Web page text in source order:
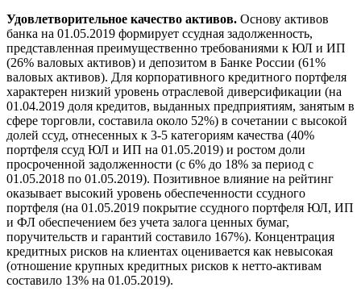
Удовлетворительное качество активов. Основу активов
банка на 01.05.2019 формирует ссудная задолженность,
представленная преимущественно требованиями к ЮЛ и ИП
(26% валовых активов) и депозитом в Банке России (61%
валовых активов). Для корпоративного кредитного портфеля
характерен низкий уровень отраслевой диверсификации (на
01.04.2019 доля кредитов, выданных предприятиям, занятым в
сфере торговли, составила около 52%) в сочетании с высокой
долей ссуд, отнесенных к 3-5 категориям качества (40%
портфеля ссуд ЮЛ и ИП на 01.05.2019) и ростом доли
просроченной задолженности (с 6% до 18% за период с
01.05.2018 по 01.05.2019). Позитивное влияние на рейтинг
оказывает высокий уровень обеспеченности ссудного
портфеля (на 01.05.2019 покрытие ссудного портфеля ЮЛ, ИП
и ФЛ обеспечением без учета залога ценных бумаг,
поручительств и гарантий составило 167%). Концентрация
кредитных рисков на клиентах оценивается как невысокая
(отношение крупных кредитных рисков к нетто-активам
составило 13% на 01.05.2019).